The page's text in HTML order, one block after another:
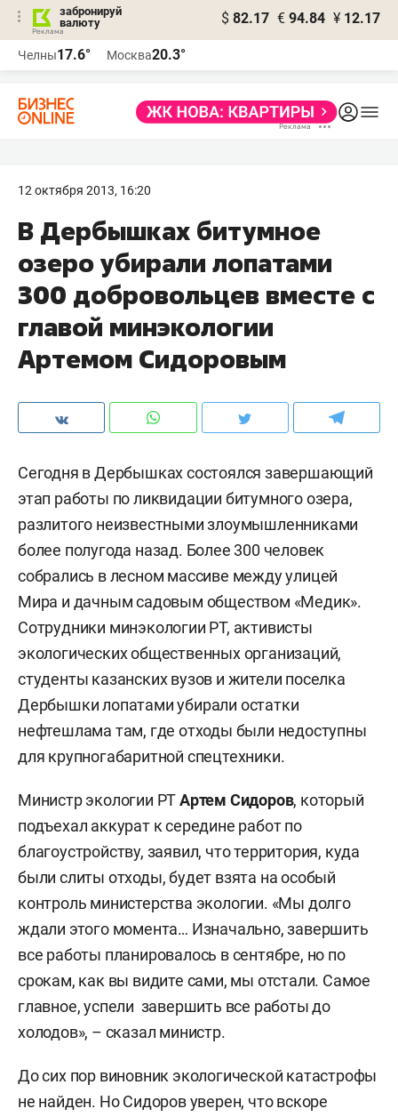
забронируй
валюту
$ 82.17 € 94.84 ¥ 12.17
Челны17.6° Москва20.3°
12 октября 2013, 16:20
В Дербышках битумное
озеро убирали лопатами
300 добровольцев вместе с
главой минэкологии
Артемом Сидоровым
Сегодня в Дербышках состоялся завершающий
этап работы по ликвидации битумного озера,
разлитого неизвестными злоумышленниками
более полугода назад. Более 300 человек
собрались в лесном массиве между улицей
Мира и дачным садовым обществом «Медик».
Сотрудники минэкологии РТ, активисты
экологических общественных организаций,
студенты казанских вузов и жители поселка
Дербышки лопатами убирали остатки
нефтешлама там, где отходы были недоступны
для крупногабаритной спецтехники.
Министр экологии РТАртем Сидоров, который
подъехал аккурат к середине работ по
благоустройству, заявил, что территория, куда
были слиты отходы, будет взята на особый
контроль министерства экологии. «Мы долго
ждали этого момента… Изначально, завершить
все работы планировалось в сентябре, но по
срокам, как вы видите сами, мы отстали. Самое
главное, успели завершить все работы до
холодов», – сказал министр.
До сих пор виновник экологической катастрофы
не найден. Но Сидоров уверен, что вскоре